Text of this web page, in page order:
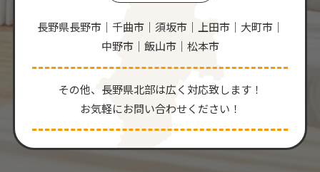
長野県長野市｜千曲市｜須坂市｜上田市｜大町市｜
中野市｜飯山市｜松本市
その他、⻑野県北部は広く対応致します！
お気軽にお問い合わせください！